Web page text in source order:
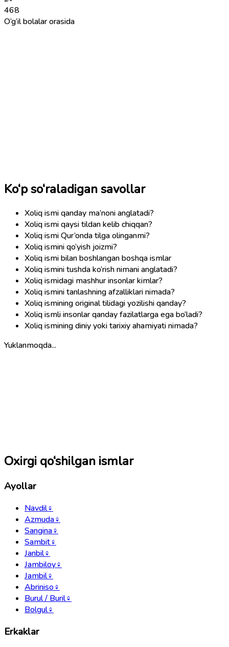
468
O‘g‘il bolalar orasida
Ko‘p so‘raladigan savollar
Xoliq ismi qanday ma’noni anglatadi?
Xoliq ismi qaysi tildan kelib chiqqan?
Xoliq ismi Qur’onda tilga olinganmi?
Xoliq ismini qo‘yish joizmi?
Xoliq ismi bilan boshlangan boshqa ismlar
Xoliq ismini tushda ko‘rish nimani anglatadi?
Xoliq ismidagi mashhur insonlar kimlar?
Xoliq ismini tanlashning afzalliklari nimada?
Xoliq ismining original tilidagi yozilishi qanday?
Xoliq ismli insonlar qanday fazilatlarga ega bo‘ladi?
Xoliq ismining diniy yoki tarixiy ahamiyati nimada?
Yuklanmoqda...
Oxirgi qo‘shilgan ismlar
Ayollar
Navdil♀
Azmuda♀
Sangina♀
Sambit♀
Janbil♀
Jambiloy♀
Jambil♀
Abriniso♀
Burul / Buril♀
Bolgul♀
Erkaklar